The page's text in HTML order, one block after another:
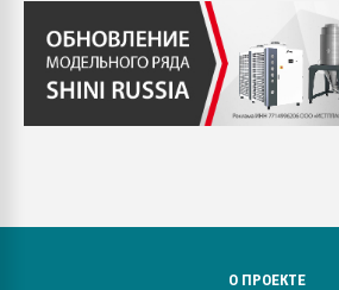
О ПРОЕКТЕ